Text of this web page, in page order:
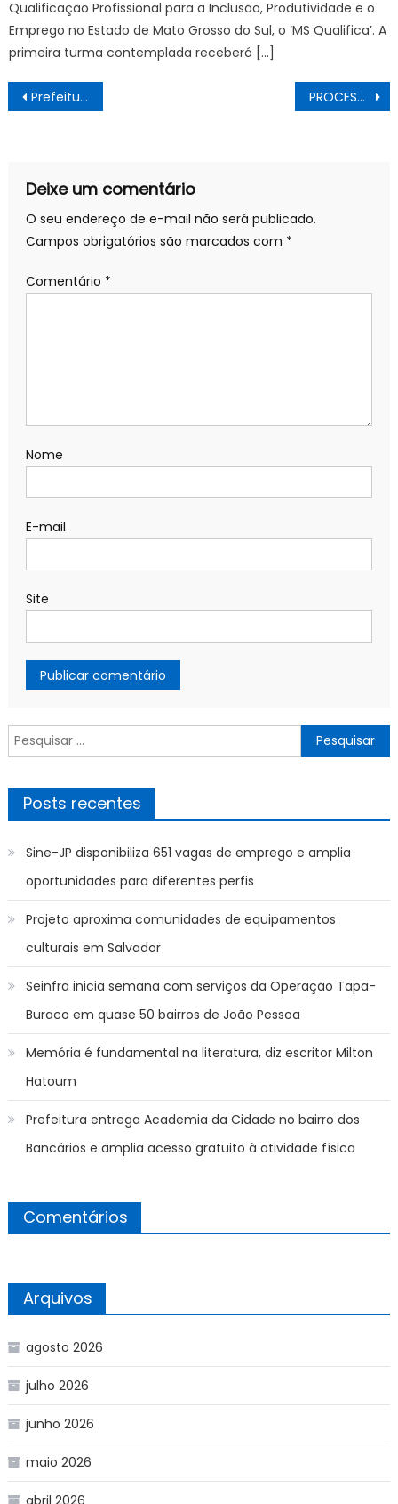
Qualificação Profissional para a Inclusão, Produtividade e o
Emprego no Estado de Mato Grosso do Sul, o ‘MS Qualifica’. A
primeira turma contemplada receberá […]
Navegação
de
Prefeitura do Rio e Polícia Militar apreendem 40 quilos de cobre, 422 papelotes com crack e 32 de cocaína durante operação em ferro-velho na Mangueira – Prefeitura da Cidade do Rio de Janeiro PROCESSO SELETIVO 001/24 – SAÚDE
Deixe um comentário
O seu endereço de e-mail não será publicado.
Campos obrigatórios são marcados com *
Comentário *
Nome
E-mail
Site
Pesquisar
por:
Posts recentes
Sine-JP disponibiliza 651 vagas de emprego e amplia
oportunidades para diferentes perfis
Projeto aproxima comunidades de equipamentos
culturais em Salvador
Seinfra inicia semana com serviços da Operação Tapa-
Buraco em quase 50 bairros de João Pessoa
Memória é fundamental na literatura, diz escritor Milton
Hatoum
Prefeitura entrega Academia da Cidade no bairro dos
Bancários e amplia acesso gratuito à atividade física
Comentários
Arquivos
agosto 2026
julho 2026
junho 2026
maio 2026
abril 2026